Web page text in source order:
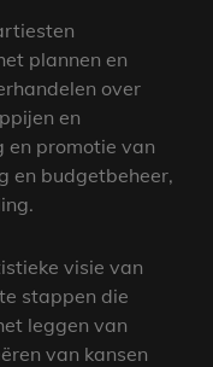
plannen en
over
en
en promotie van
en budgetbeheer,
visie van
stappen die
leggen van
van kansen